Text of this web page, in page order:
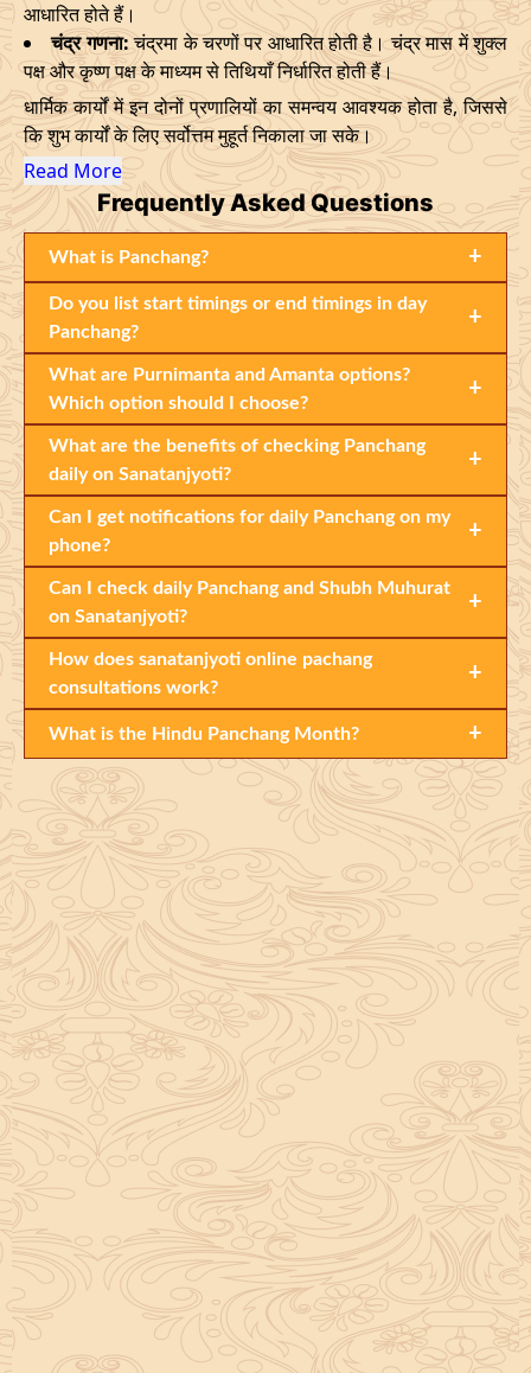
आधारित होते हैं।
चंद्र गणना:चंद्रमा के चरणों पर आधारित होती है। चंद्र मास में शुक्ल
पक्ष और कृष्ण पक्ष के माध्यम से तिथियाँ निर्धारित होती हैं।
धार्मिक कार्यों में इन दोनों प्रणालियों का समन्वय आवश्यक होता है, जिससे
कि शुभ कार्यों के लिए सर्वोत्तम मुहूर्त निकाला जा सके।
Read More
FrequentlyAsked Questions
What is Panchang? +
Do you list start timings or end timings in day
Panchang?
+
What are Purnimanta and Amanta options?
Which option should I choose?
+
What are the benefits of checking Panchang
daily on Sanatanjyoti?
+
Can I get notifications for daily Panchang on my
phone?
+
Can I check daily Panchang and Shubh Muhurat
on Sanatanjyoti?
+
How does sanatanjyoti online pachang
consultations work?
+
What is the Hindu Panchang Month? +